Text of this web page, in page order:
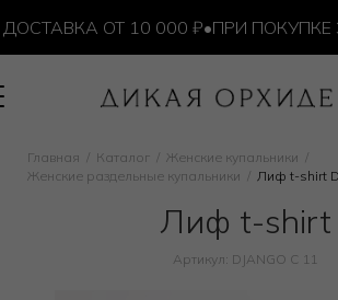
ОТ 10 000 ₽• ПРИ ПОКУПКЕ 3
Главная Каталог
Женские купальники
Женские раздельные купальники
Лиф t-shirt
Лиф t-shirt
Артикул: DJANGO C 11